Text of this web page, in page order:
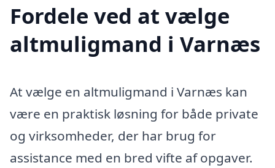
Fordele ved at vælge
altmuligmand i Varnæs
At vælge en altmuligmand i Varnæs kan
være en praktisk løsning for både private
og virksomheder, der har brug for
assistance med en bred vifte af opgaver.